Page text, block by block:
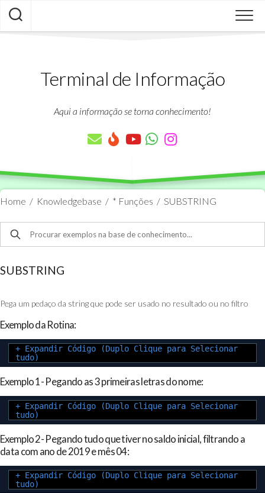
Skip
content
Terminal de Informação
Aqui a informação se torna conhecimento!
Home / Knowledgebase / * Funções / SUBSTRING
SUBSTRING
Pega um pedaço da string que pode ser usado no resultado ou no filtro
Exemplo da Rotina:
+ Expandir Código (Duplo Clique para Selecionar
tudo)
Exemplo 1- Pegando as 3 primeiras letras do nome:
+ Expandir Código (Duplo Clique para Selecionar
tudo)
Exemplo 2- Pegando tudo que tiver no saldo inicial, filtrando a
data com ano de 2019 e mês 04:
+ Expandir Código (Duplo Clique para Selecionar
tudo)